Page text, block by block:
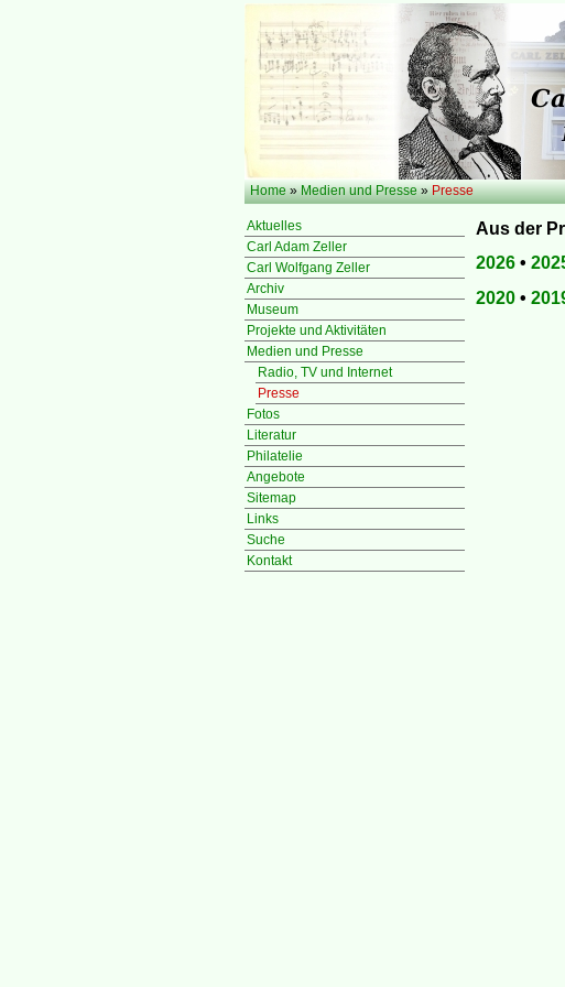
Home »Medien und Presse »Presse
Aktuelles
Carl Adam Zeller
Carl Wolfgang Zeller
Archiv
Museum
Projekte und Aktivitäten
Medien und Presse
Radio, TV und Internet
Presse
Fotos
Literatur
Philatelie
Angebote
Sitemap
Links
Suche
Kontakt
Aus der
2026 •
2020 •